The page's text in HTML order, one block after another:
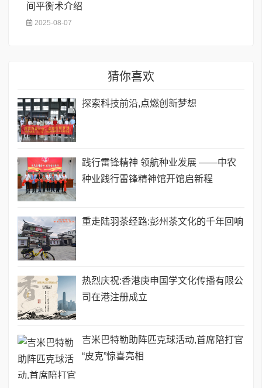
间平衡术介绍
2025-08-07
猜你喜欢
探索科技前沿,点燃创新梦想
践行雷锋精神 领航种业发展 ——中农
种业践行雷锋精神馆开馆启新程
重走陆羽茶经路:彭州茶文化的千年回响
热烈庆祝:香港庚申国学文化传播有限公
司在港注册成立
吉米巴特勒助阵匹克球活动,首席陪打官
“皮克”惊喜亮相